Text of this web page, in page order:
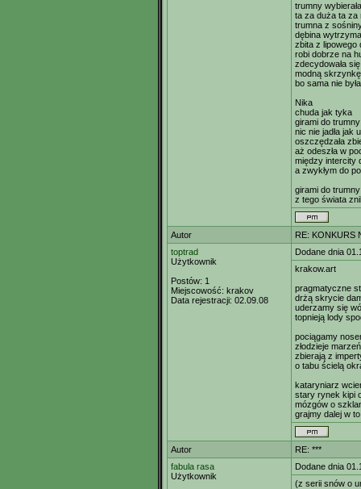
trumny
ta za duża ta za
trumna z
dębina
zbita z lipowego
robi dobrze na
zdecydowała
modną
bo sama nie
Nika
chuda jak tyka
girami do
nic nie jadła jak
oszczędzała
aż odeszła w
między intercity
a zwykłym do
girami do trumny
z tego świata
Autor
RE: KONKURS
toptrad
Użytkownik
Postów: 1
Miejscowość: krakov
Data rejestracji: 02.09.08
Dodane dnia
krakow.art
pragmatyczne
drżą skrycie
uderzamy się
topnieją lody
pociągamy
złodzieje
zbierają z
o tabu ścielą
kataryniarz
stary rynek kipi
mózgów o
grajmy dalej w
Autor
RE: ***
fabula rasa
Użytkownik
Dodane dnia
(z serii snów o